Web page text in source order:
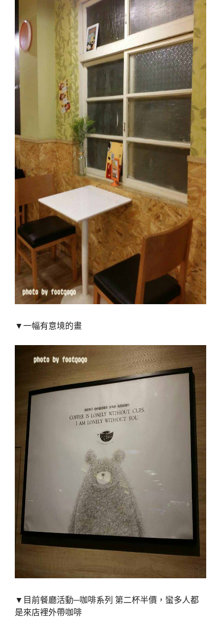
▼一幅有意境的畫
▼目前餐廳活動─咖啡系列 第二杯半價，蠻多人都
是來店裡外帶咖啡